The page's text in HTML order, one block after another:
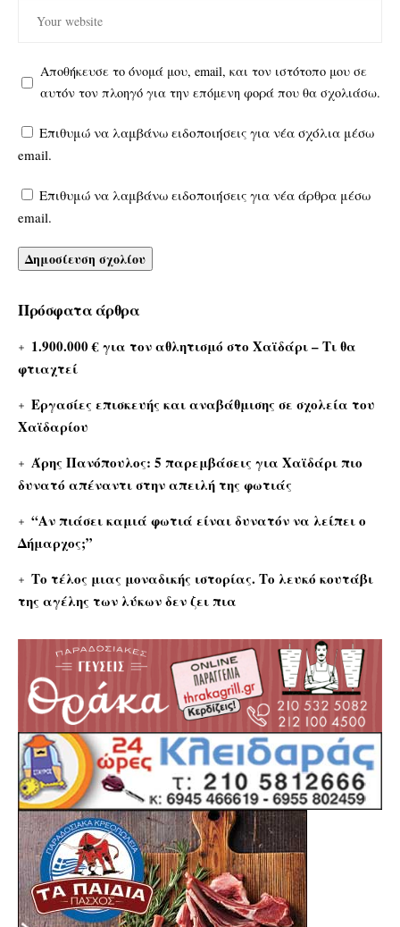
Αποθήκευσε το όνομά μου, email, και τον ιστότοπο μου σε
αυτόν τον πλοηγό για την επόμενη φορά που θα σχολιάσω.
Επιθυμώ να λαμβάνω ειδοποιήσεις για νέα σχόλια μέσω
email.
Επιθυμώ να λαμβάνω ειδοποιήσεις για νέα άρθρα μέσω
email.
Πρόσφατα άρθρα
1.900.000 € για τον αθλητισμό στο Χαϊδάρι – Τι θα
φτιαχτεί
Εργασίες επισκευής και αναβάθμισης σε σχολεία του
Χαϊδαρίου
Άρης Πανόπουλος: 5 παρεμβάσεις για Χαϊδάρι πιο
δυνατό απέναντι στην απειλή της φωτιάς
“Αν πιάσει καμιά φωτιά είναι δυνατόν να λείπει ο
Δήμαρχος;”
Το τέλος μιας μοναδικής ιστορίας. Το λευκό κουτάβι
της αγέλης των λύκων δεν ζει πια